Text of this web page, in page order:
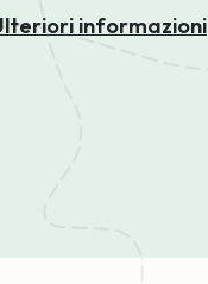
informazioni